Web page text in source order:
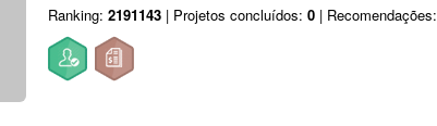
Ranking: 2191143 | Projetos concluídos: 0 | Recomendações: